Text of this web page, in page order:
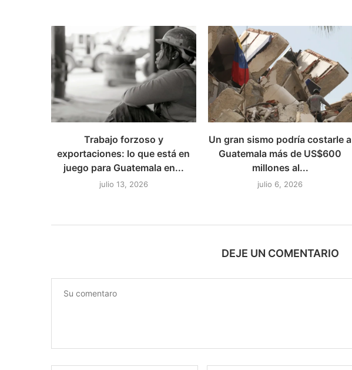
Trabajo forzoso y
exportaciones: lo que está en
juego para Guatemala en...
julio 13, 2026
Un gran sismo podría costarle a
Guatemala más de US$600
millones al...
julio 6, 2026
DEJE UN COMENTARIO